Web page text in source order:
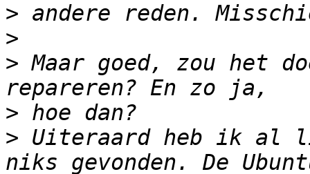
>
>
> Maar goed, zou het
>
> Uiteraard heb ik al